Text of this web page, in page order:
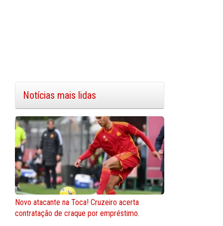
Notícias mais lidas
Novo atacante na Toca! Cruzeiro acerta
contratação de craque por empréstimo.